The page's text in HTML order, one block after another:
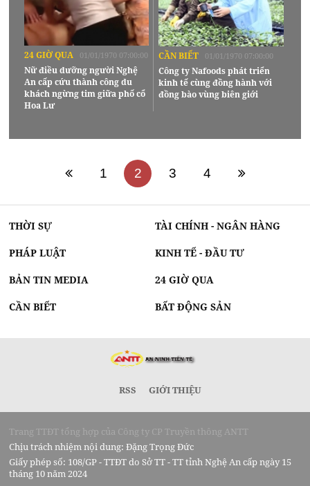
24 GIỜ QUA 01/01/1970 07:00:00
Nữ điều dưỡng người Nghệ
An cấp cứu thành công du
khách ngừng tim giữa phố cổ
Hoa Lư
CẦN BIẾT 01/01/1970 07:00:00
Công ty Nafoods phát triển
kinh tế cùng đồng hành với
đồng bào vùng biên giới
1 2 3 4
THỜI SỰ TÀI CHÍNH - NGÂN HÀNG
PHÁP LUẬT KINH TẾ - ĐẦU TƯ
BẢN TIN MEDIA 24 GIỜ QUA
CẦN BIẾT BẤT ĐỘNG SẢN
RSS GIỚI THIỆU
Trang TTĐT tổng hợp của Công ty CP Truyền thông ANTT
Chịu trách nhiệm nội dung: Đặng Trọng Đức
Giấy phép số: 108/GP - TTĐT do Sở TT - TT tỉnh Nghệ An cấp ngày 15
tháng 10 năm 2024